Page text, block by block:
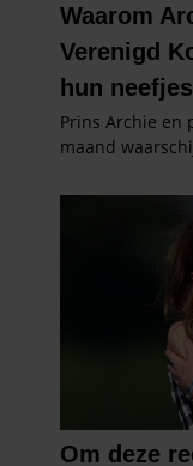
informatie die u
verzameld op
gaat akkoord met